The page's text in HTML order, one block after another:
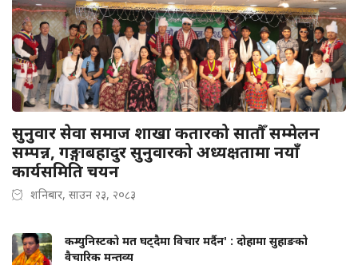
सुनुवार सेवा समाज शाखा कतारको सातौँ सम्मेलन
सम्पन्न, गङ्गाबहादुर सुनुवारको अध्यक्षतामा नयाँ
कार्यसमिति चयन
शनिबार, साउन २३, २०८३
कम्युनिस्टको मत घट्दैमा विचार मर्दैन' : दोहामा सुहाङको
वैचारिक मन्तव्य